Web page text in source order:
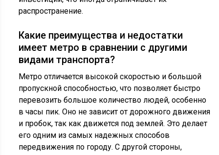
распространение.
Какие преимущества и недостатки
имеет метро в сравнении с другими
видами транспорта?
Метро отличается высокой скоростью и большой
пропускной способностью, что позволяет быстро
перевозить большое количество людей, особенно
в часы пик. Оно не зависит от дорожного движения
и пробок, так как движется под землей. Это делает
его одним из самых надежных способов
передвижения по городу. С другой стороны,